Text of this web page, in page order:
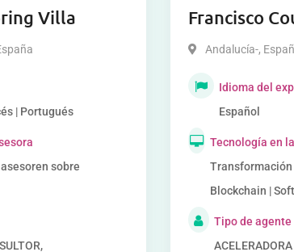
Villa
| Portugués
sobre
Francisco
Andalucía-,
Idioma del
Español
Tecnología en
Blockchain |
Tipo de agente